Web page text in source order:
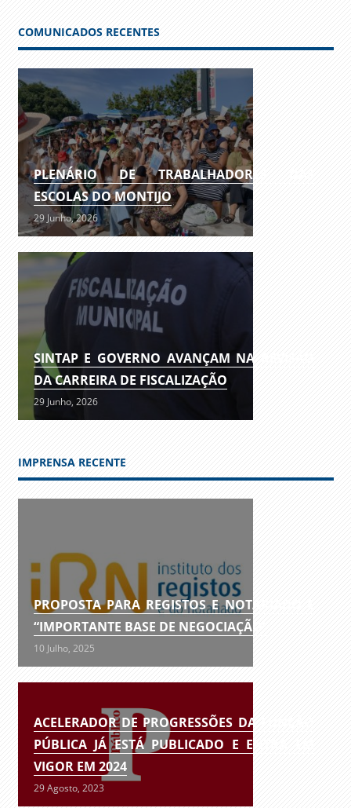
COMUNICADOS RECENTES
PLENÁRIO DE TRABALHADORES DAS
ESCOLAS DO MONTIJO
29 Junho, 2026
SINTAP E GOVERNO AVANÇAM NA REVISÃO
DA CARREIRA DE FISCALIZAÇÃO
29 Junho, 2026
IMPRENSA RECENTE
PROPOSTA PARA REGISTOS E NOTARIADO É
“IMPORTANTE BASE DE NEGOCIAÇÃO”
10 Julho, 2025
ACELERADOR DE PROGRESSÕES DA FUNÇÃO
PÚBLICA JÁ ESTÁ PUBLICADO E ENTRA EM
VIGOR EM 2024
29 Agosto, 2023